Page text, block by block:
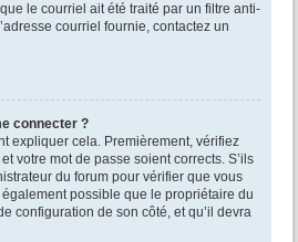
le courriel ait été traité par un filtre anti-
courriel fournie, contactez un
connecter ?
expliquer cela. Premièrement, vérifiez
votre mot de passe soient corrects. S’ils
du forum pour vérifier que vous
également possible que le propriétaire du
configuration de son côté, et qu’il devra